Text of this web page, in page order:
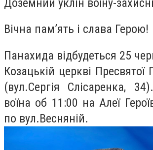
Доземний уклін воїну-
Вічна пам’ять і слава Герою!
Панахида відбудеться 25
Козацькій церкві
(вул.Сергія Слісаренка,
воїна об 11:00 на Алеї
по вул.Весняній.